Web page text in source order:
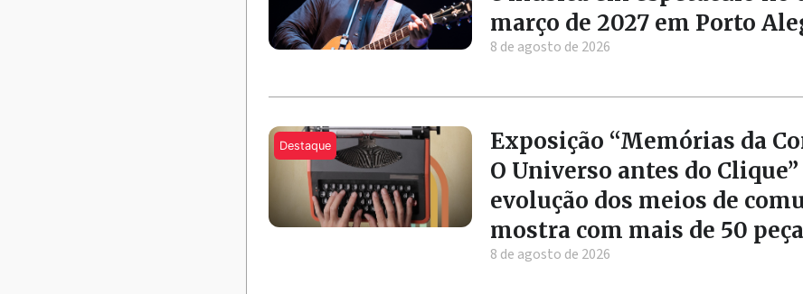
março de 2027 em Porto
8 de agosto de 2026
Exposição “Memórias da
O Universo antes do
evolução dos meios de
mostra com mais de 50
8 de agosto de 2026